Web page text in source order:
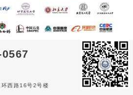
西路16号2号楼